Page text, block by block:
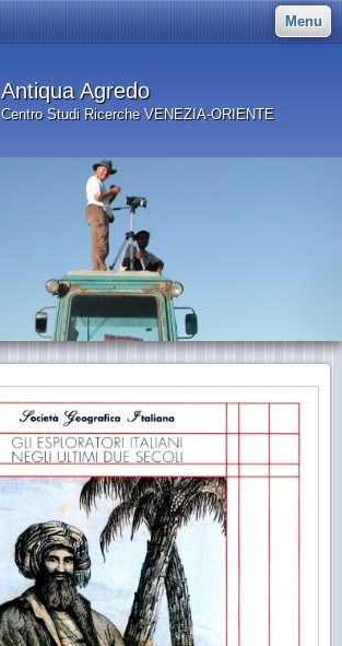
Menu
Antiqua Agredo
Centro Studi Ricerche VENEZIA-ORIENTE